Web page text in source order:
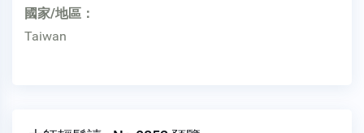
國家/地區：
Taiwan